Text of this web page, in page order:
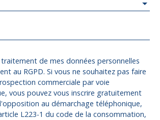
traitement de mes données personnelles
au RGPD. Si vous ne souhaitez pas faire
commerciale par voie
vous pouvez vous inscrire gratuitement
au démarchage téléphonique,
L223-1 du code de la consommation,